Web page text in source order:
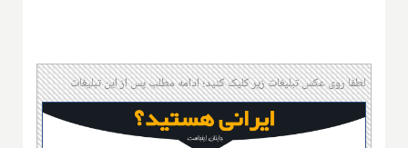
لطفا روی عکس تبلیغات زیر کلیک کنید؛ ادامه مطلب پس از این تبلیغات